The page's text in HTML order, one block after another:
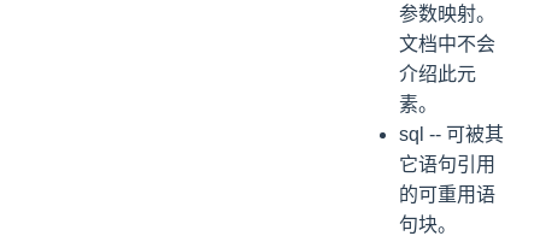
参数映射。
文档中不会
介绍此元
素。
sql -- 可被其
它语句引用
的可重用语
句块。